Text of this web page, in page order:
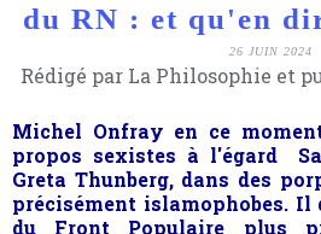
du RN : et qu'en
26 JUIN 2024
Rédigé par La Philosophie et
Michel Onfray en ce
propos sexistes à l'égard
Greta Thunberg, dans des
précisément islamophobes.
du Front Populaire plus